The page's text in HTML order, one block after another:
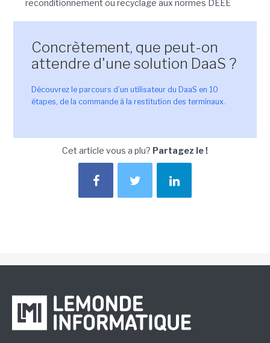
reconditionnement ou recyclage aux normes DEEE
Concrètement, que peut-on
attendre d'une solution DaaS ?
Découvrez le parcours d’un utilisateur du DaaS en 10
étapes, de la commande à la restitution des terminaux.
Cet article vous a plu? Partagez le !